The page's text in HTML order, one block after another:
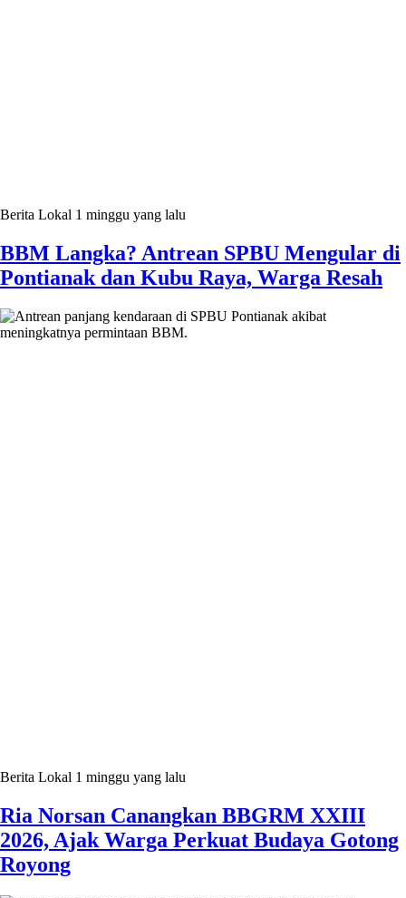
Berita Lokal 1 minggu yang lalu
BBM Langka? Antrean SPBU Mengular di
Pontianak dan Kubu Raya, Warga Resah
Berita Lokal 1 minggu yang lalu
Ria Norsan Canangkan BBGRM XXIII
2026, Ajak Warga Perkuat Budaya Gotong
Royong